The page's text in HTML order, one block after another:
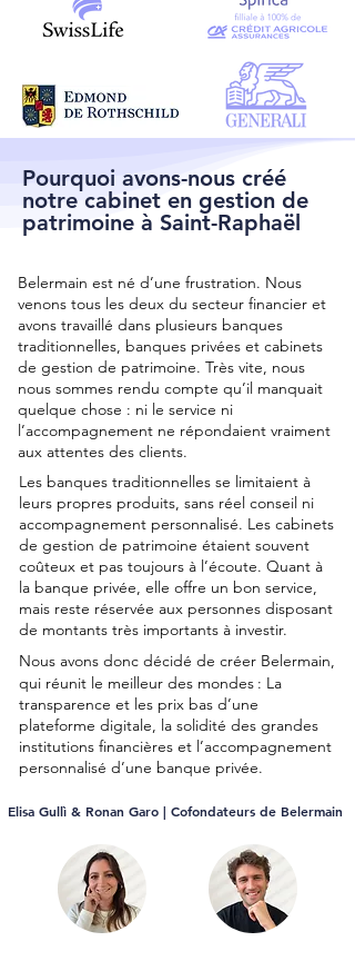
Pourquoi avons-nous créé
notre cabinet en gestion de
patrimoine à Saint-Raphaël
Belermain est né d’une frustration. Nous
venons tous les deux du secteur financier et
avons travaillé dans plusieurs banques
traditionnelles, banques privées et cabinets
de gestion de patrimoine. Très vite, nous
nous sommes rendu compte qu’il manquait
quelque chose : ni le service ni
l’accompagnement ne répondaient vraiment
aux attentes des clients.
Les banques traditionnelles se limitaient à
leurs propres produits, sans réel conseil ni
accompagnement personnalisé. Les cabinets
de gestion de patrimoine étaient souvent
coûteux et pas toujours à l’écoute. Quant à
la banque privée, elle offre un bon service,
mais reste réservée aux personnes disposant
de montants très importants à investir.
Nous avons donc décidé de créer Belermain,
qui réunit le meilleur des mondes : La
transparence et les prix bas d’une
plateforme digitale, la solidité des grandes
institutions financières et l’accompagnement
personnalisé d’une banque privée.
Elisa Gullì & Ronan Garo | Cofondateurs de Belermain